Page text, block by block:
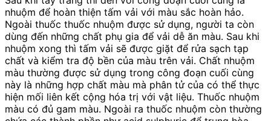
nhuộm để hoàn thiện tấm vải với màu sắc hoàn hảo.
Ngoài thuốc thuốc nhuộm được sử dụng, người ta còn
dùng đến những chất phụ gia để vải dễ ăn màu. Sau khi
nhuộm xong thì tấm vải sẽ được giặt để rửa sạch tạp
chất và kiểm tra độ bền của màu trên vải. Chất nhuộm
màu thường được sử dụng trong công đoạn cuối cùng
này là những hợp chất màu mà phân tử của có thể thực
hiện mối liên kết cộng hóa trị với vật liệu. Thuốc nhuộm
màu có đủ gam màu. Ngoài ra thuốc nhuộm còn thường